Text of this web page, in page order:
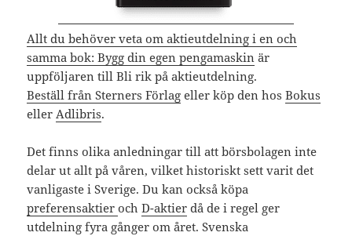
Allt du behöver veta om aktieutdelning i en och
samma bok: Bygg din egen pengamaskin är
uppföljaren till Bli rik på aktieutdelning.
Beställ från Sterners Förlag eller köp den hosBokus
ellerAdlibris.
Det finns olika anledningar till att börsbolagen inte
delar ut allt på våren, vilket historiskt sett varit det
vanligaste i Sverige. Du kan också köpa
preferensaktierochD-aktier då de i regel ger
utdelning fyra gånger om året. Svenska